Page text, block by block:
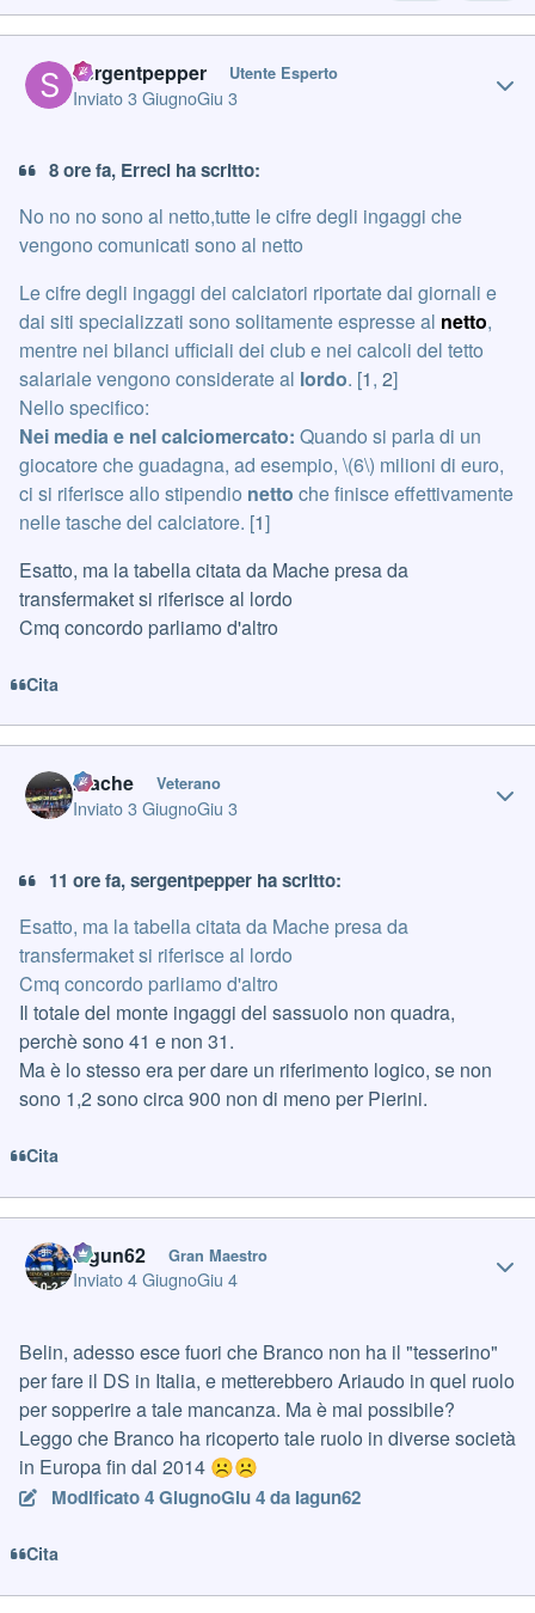
sergentpepper Utente Esperto
Inviato3 GiugnoGiu 3
8 ore fa, Erreci ha scritto:
No no no sono al netto,tutte le cifre degli ingaggi che
vengono comunicati sono al netto
Le cifre degli ingaggi dei calciatori riportate dai giornali e
dai siti specializzati sono solitamente espresse al netto,
mentre nei bilanci ufficiali dei club e nei calcoli del tetto
salariale vengono considerate al lordo. [1, 2]
Nello specifico:
Nei media e nel calciomercato: Quando si parla di un
giocatore che guadagna, ad esempio, \(6\) milioni di euro,
ci si riferisce allo stipendio netto che finisce effettivamente
nelle tasche del calciatore. [1]
Esatto, ma la tabella citata da Mache presa da
transfermaket si riferisce al lordo
Cmq concordo parliamo d'altro
Cita
mache Veterano
Inviato3 GiugnoGiu 3
11 ore fa, sergentpepper ha scritto:
Esatto, ma la tabella citata da Mache presa da
transfermaket si riferisce al lordo
Cmq concordo parliamo d'altro
Il totale del monte ingaggi del sassuolo non quadra,
perchè sono 41 e non 31.
Ma è lo stesso era per dare un riferimento logico, se non
sono 1,2 sono circa 900 non di meno per Pierini.
Cita
Iagun62 Gran Maestro
Inviato4 GiugnoGiu 4
Belin, adesso esce fuori che Branco non ha il "tesserino"
per fare il DS in Italia, e metterebbero Ariaudo in quel ruolo
per sopperire a tale mancanza. Ma è mai possibile?
Leggo che Branco ha ricoperto tale ruolo in diverse società
in Europa fin dal 2014 ☹️☹️
Modificato4 GiugnoGiu 4da Iagun62
Cita